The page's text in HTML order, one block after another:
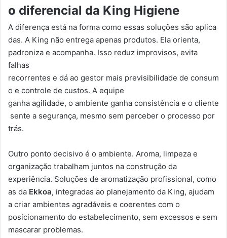
o diferencial da King Higiene
A diferença está na forma como essas soluções são aplica
das. A King não entrega apenas produtos. Ela orienta,
padroniza e acompanha. Isso reduz improvisos, evita
falhas
recorrentes e dá ao gestor mais previsibilidade de consum
o e controle de custos. A equipe
ganha agilidade, o ambiente ganha consistência e o cliente
sente a segurança, mesmo sem perceber o processo por
trás.
Outro ponto decisivo é o ambiente. Aroma, limpeza e
organização trabalham juntos na construção da
experiência. Soluções de aromatização profissional, como
as da Ekkoa, integradas ao planejamento da King, ajudam
a criar ambientes agradáveis e coerentes com o
posicionamento do estabelecimento, sem excessos e sem
mascarar problemas.